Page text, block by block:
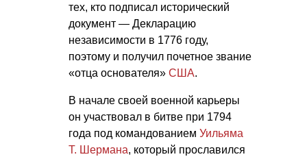
тех, кто подписал исторический
документ — Декларацию
независимости в 1776 году,
поэтому и получил почетное звание
«отца основателя» США.
В начале своей военной карьеры
он участвовал в битве при 1794
года под командованием Уильяма
Т. Шермана, который прославился